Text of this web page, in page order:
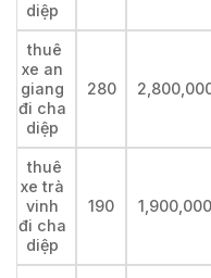
diệp
thuê
xe an
giang
đi cha
diệp
280
thuê
xe trà
vinh
đi cha
diệp
190 1,900,000